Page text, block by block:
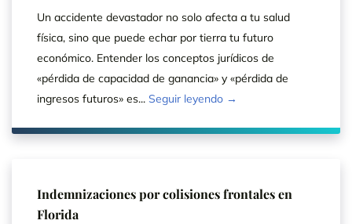
Un accidente devastador no solo afecta a tu salud
física, sino que puede echar por tierra tu futuro
económico. Entender los conceptos jurídicos de
«pérdida de capacidad de ganancia» y «pérdida de
ingresos futuros» es... Seguir leyendo →
Indemnizaciones por colisiones frontales en
Florida